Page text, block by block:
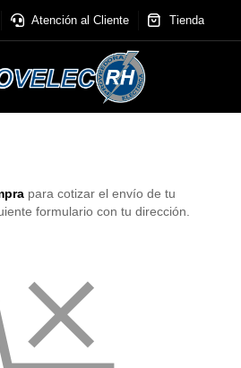
Atención al Cliente Tienda
para cotizar el envío de tu
formulario con tu dirección.